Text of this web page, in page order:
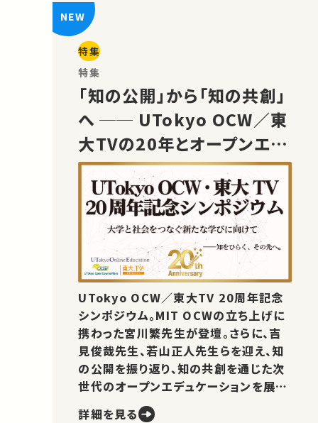
特集
特集
「知の公開」から「知の共創」
へ ── UTokyo OCW／東
大TVの20年とオープンエデ
ュケーションの未来
UTokyo OCW／東大TV 20周年記念
シンポジウム。MIT OCWの立ち上げに
携わった宮川繁先生が登壇。さらに、吉
見俊哉先生、若山正人先生らを迎え、知
の公開を振り返り、知の共創を通じた次
世代のオープンエデュケーションを展望
詳細を見る